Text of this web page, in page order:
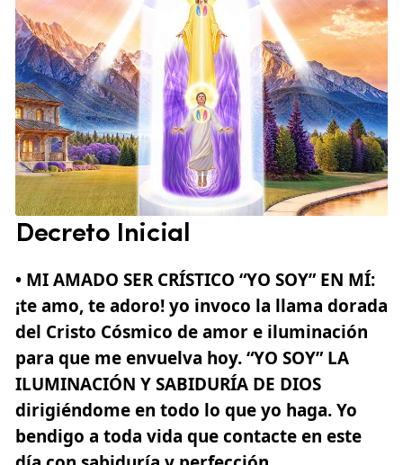
Decreto Inicial
• MI AMADO SER CRÍSTICO “YO SOY” EN MÍ:
¡te amo, te adoro! yo invoco la llama dorada
del Cristo Cósmico de amor e iluminación
para que me envuelva hoy.“YO SOY” LA
ILUMINACIÓN Y SABIDURÍA DE DIOS
dirigiéndome en todo lo que yo haga. Yo
bendigo a toda vida que contacte en este